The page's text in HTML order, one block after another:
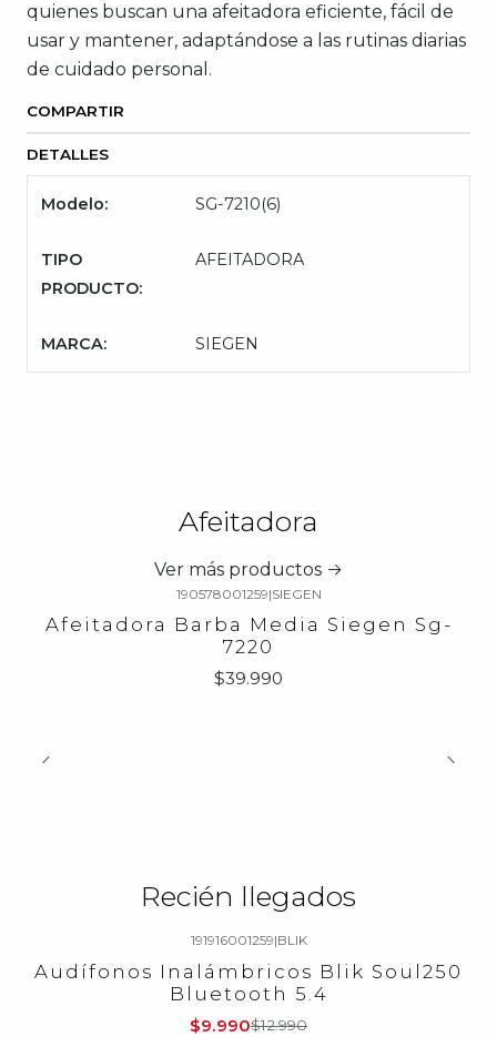
quienes buscan una afeitadora eficiente, fácil de
usar y mantener, adaptándose a las rutinas diarias
de cuidado personal.
COMPARTIR
DETALLES
Modelo: SG-7210(6)
TIPO
PRODUCTO:
AFEITADORA
MARCA: SIEGEN
Afeitadora
Ver más productos
190578001259|SIEGEN
Afeitadora Barba Media Siegen Sg-
7220
$39.990
Recién llegados
-23%OFF
191916001259|BLIK
Audífonos Inalámbricos Blik Soul250
Bluetooth 5.4
$9.990$12.990